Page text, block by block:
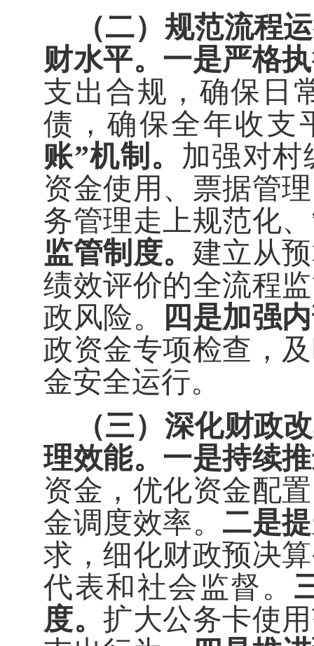
（二）规范流程
财水平。 一是严格
支出合规，确保日
债，确保全年收支
账”机制。 加强对村
资金使用、票据管
务管理走上规范化
监管制度。 建立从
绩效评价的全流程
政风险。
四是加强
政资金专项检查，
金安全运行。
（三）深化财政
理效能。 一是持续
资金，优化资金配
金调度效率。 二是
求，细化财政预决
代表和社会监督。
度。扩大公务卡使